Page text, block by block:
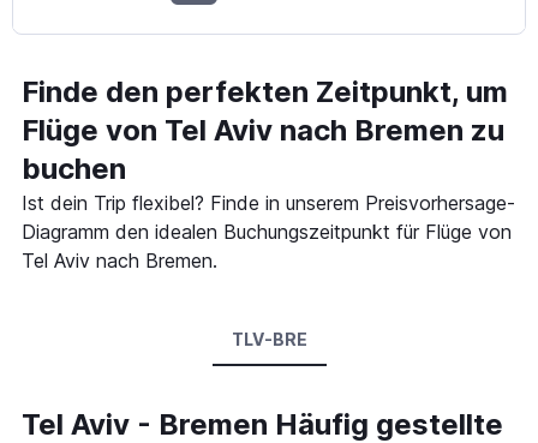
Finde den perfekten Zeitpunkt, um
Flüge von Tel Aviv nach Bremen zu
buchen
Ist dein Trip flexibel? Finde in unserem Preisvorhersage-
Diagramm den idealen Buchungszeitpunkt für Flüge von
Tel Aviv nach Bremen.
TLV-BRE
Tel Aviv - Bremen Häufig gestellte